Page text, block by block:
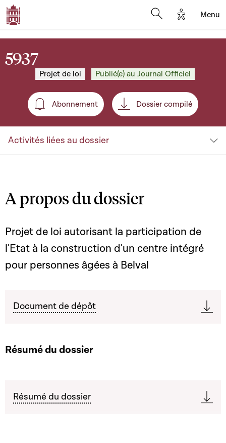
Options
Menu
5937
Projet de loi Publié(e) au Journal Officiel
Abonnement
Abonnement Dossier compilé
Activités liées au dossier
A propos du dossier
Projet de loi autorisant la participation de
l'Etat à la construction d'un centre intégré
pour personnes âgées à Belval
Document de dépôt
Résumé du dossier
Résumé du dossier